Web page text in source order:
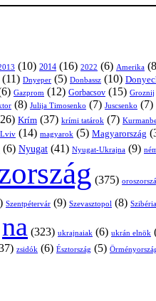
(10) 2014 (16) 2022 (6) Amerika
(11) Dnyeper (5) Donbassz (10)
Gazprom (12) Gorbacsov (15) Groznij
(8) Julija Timosenko (7) Juscsenko (7)
Krím (37) krími tatárok (7)
Lviv (14) magyarok (5) Magyarország
(6) Nyugat (41) Nyugat-Ukrajna (9)
(375)
Szentpétervár (9) Szevasztopol (8) Szibéria
(323) ukrajnaiak (6) ukrán elnök
zsidók (6) Észtország (5)